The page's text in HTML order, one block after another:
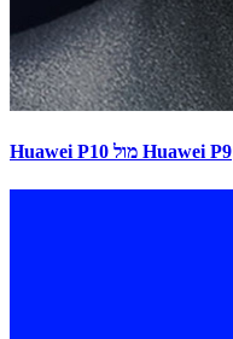
Huawei P10 מול Huawei P9